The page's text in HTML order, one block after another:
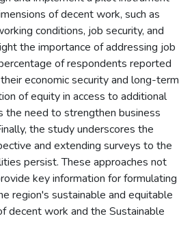
of decent work, such as
conditions, job security, and
the importance of addressing job
of respondents reported
economic security and long-term
of equity in access to additional
the need to strengthen business
the study underscores the
and extending surveys to the
persist. These approaches not
key information for formulating
region's sustainable and equitable
decent work and the Sustainable